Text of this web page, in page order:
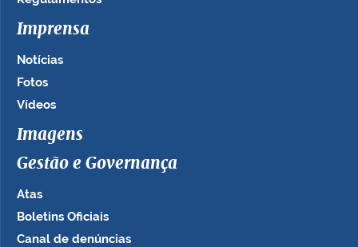
Imprensa
Notícias
Fotos
Vídeos
Imagens
Gestão e Governança
Atas
Boletins Oficiais
Canal de denúncias